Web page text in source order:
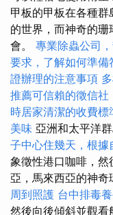
甲板的甲板在各種
的世界，而神奇的
會。 專業除蟲公司
要求，了解如何準備
證辦理的注意事項
推薦可信賴的徵信社
時居家清潔的收費標
美味 亞洲和太平洋
子中心住幾天，根
象徵性港口咖啡，
亞，馬來西亞的神奇
周到照護 台中排毒
然後向後傾斜並觀